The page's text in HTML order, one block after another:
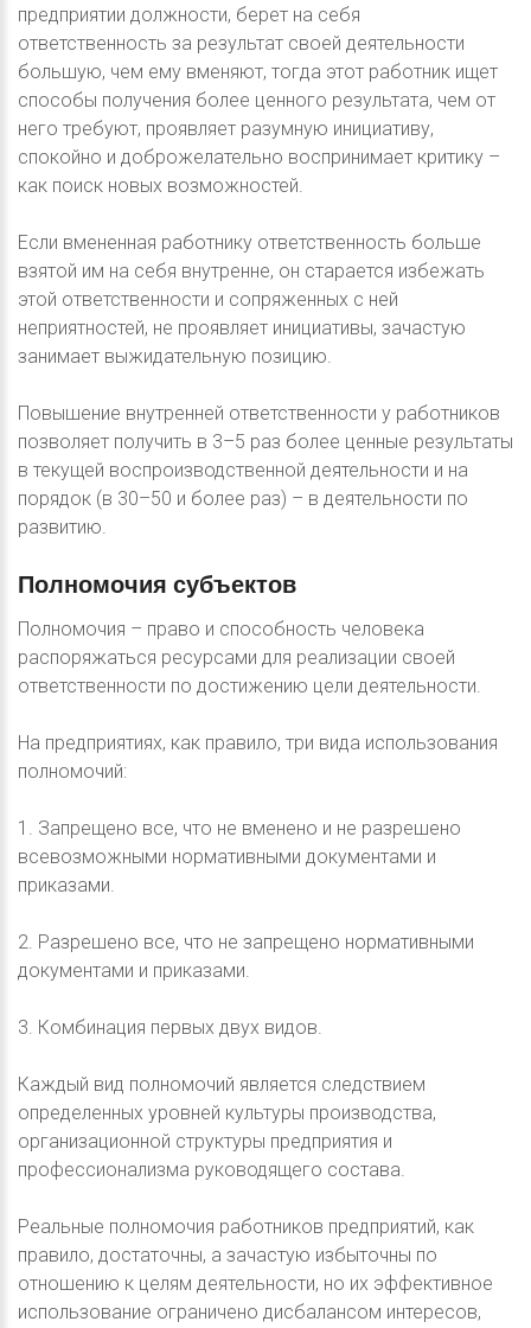
предприятии должности, берет на себя
ответственность за результат своей деятельности
большую, чем ему вменяют, тогда этот работник ищет
способы получения более ценного результата, чем от
него требуют, проявляет разумную инициативу,
спокойно и доброжелательно воспринимает критику –
как поиск новых возможностей.
Если вмененная работнику ответственность больше
взятой им на себя внутренне, он старается избежать
этой ответственности и сопряженных с ней
неприятностей, не проявляет инициативы, зачастую
занимает выжидательную позицию.
Повышение внутренней ответственности у работников
позволяет получить в 3–5 раз более ценные результаты
в текущей воспроизводственной деятельности и на
порядок (в 30–50 и более раз) – в деятельности по
развитию.
Полномочия субъектов
Полномочия – право и способность человека
распоряжаться ресурсами для реализации своей
ответственности по достижению цели деятельности.
На предприятиях, как правило, три вида использования
полномочий:
1. Запрещено все, что не вменено и не разрешено
всевозможными нормативными документами и
приказами.
2. Разрешено все, что не запрещено нормативными
документами и приказами.
3. Комбинация первых двух видов.
Каждый вид полномочий является следствием
определенных уровней культуры производства,
организационной структуры предприятия и
профессионализма руководящего состава.
Реальные полномочия работников предприятий, как
правило, достаточны, а зачастую избыточны по
отношению к целям деятельности, но их эффективное
использование ограничено дисбалансом интересов,